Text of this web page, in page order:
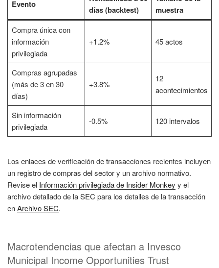
Evento
días (backtest)
muestra
Compra única con
información
privilegiada
+1.2% 45 actos
Compras agrupadas
(más de 3 en 30
días)
+3.8%
12
acontecimientos
Sin información
privilegiada
-0.5% 120 intervalos
Los enlaces de verificación de transacciones recientes incluyen
un registro de compras del sector y un archivo normativo.
Revise el Información privilegiada de Insider Monkey y el
archivo detallado de la SEC para los detalles de la transacción
enArchivo SEC.
Macrotendencias que afectan a Invesco
Municipal Income Opportunities Trust